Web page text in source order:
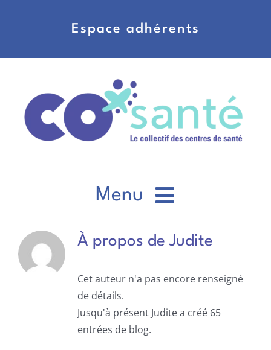
Espace adhérents
Menu
CO’santé
Centres de santé
Actions
À propos de Judite
Cet auteur n'a pas encore renseigné
de détails.
Jusqu'à présent Judite a créé 65
entrées de blog.